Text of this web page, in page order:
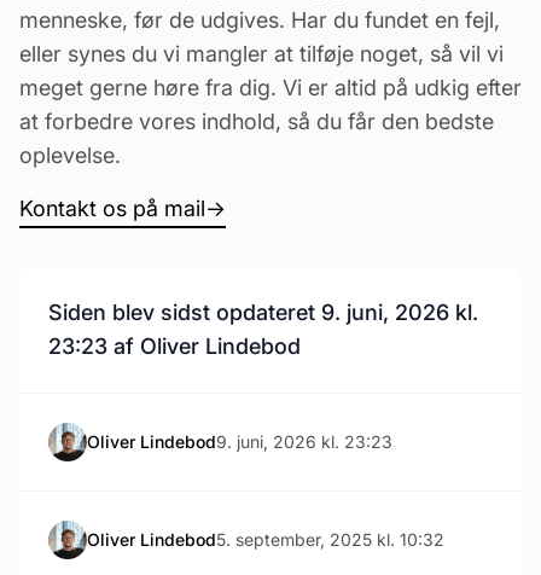
menneske, før de udgives. Har du fundet en fejl,
eller synes du vi mangler at tilføje noget, så vil vi
meget gerne høre fra dig. Vi er altid på udkig efter
at forbedre vores indhold, så du får den bedste
oplevelse.
Kontakt os på mail→
Siden blev sidst opdateret 9. juni, 2026 kl.
23:23 af Oliver Lindebod
Oliver Lindebod9. juni, 2026 kl. 23:23
Oliver Lindebod5. september, 2025 kl. 10:32